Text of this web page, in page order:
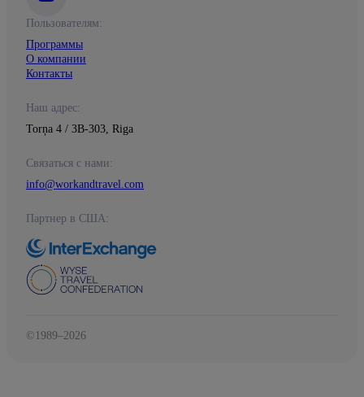
Пользователям:
Программы
О компании
Контакты
Наш адрес:
Torņa 4 / 3B-303, Riga
Связаться с нами:
info@workandtravel.com
Партнер в США:
©1989–2026